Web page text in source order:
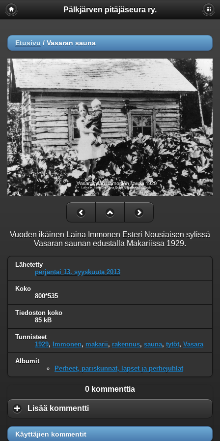
Pälkjärven pitäjäseura ry.
Etusivu / Vasaran sauna
Vuoden ikäinen Laina Immonen Esteri Nousiaisen sylissä
Vasaran saunan edustalla Makariissa 1929.
Lähetetty
perjantai 13. syyskuuta 2013
Koko
800*535
Tiedoston koko
85 kB
Tunnisteet
1929, Immonen, makarii, rakennus, sauna, tytöt, Vasara
Albumit
Perheet, pariskunnat, lapset ja perhejuhlat
0 kommenttia
Lisää kommentti
Käyttäjien kommentit